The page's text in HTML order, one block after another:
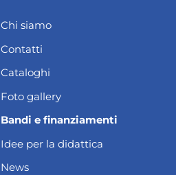
Chi siamo
Contatti
Cataloghi
Foto gallery
Bandi e finanziamenti
Idee per la didattica
News